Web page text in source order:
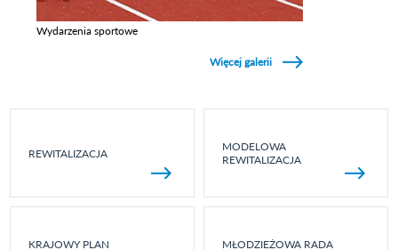
Wydarzenia sportowe
Więcej galerii
REWITALIZACJA
MODELOWA
REWITALIZACJA
KRAJOWY PLAN
MŁODZIEŻOWA RADA